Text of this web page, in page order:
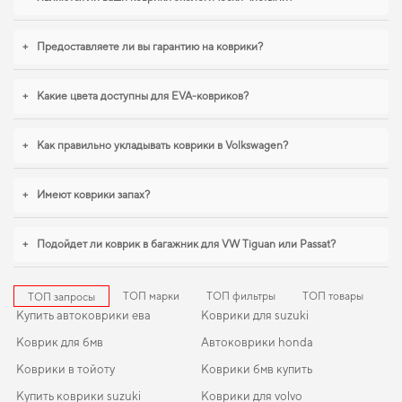
логично дополнят оснащение салона. Продолжим работать для вашего
+ Предоставляете ли вы гарантию на коврики?
+ Какие цвета доступны для EVA-ковриков?
+ Как правильно укладывать коврики в Volkswagen?
+ Имеют коврики запах?
+ Подойдет ли коврик в багажник для VW Tiguan или Passat?
ТОП запросы ТОП марки ТОП фильтры ТОП товары
Купить автоковрики ева
Коврик для бмв
Коврики в тойоту
Купить коврики suzuki
Коврики для suzuki
Автоковрики honda
Коврики бмв купить
Коврики для volvo